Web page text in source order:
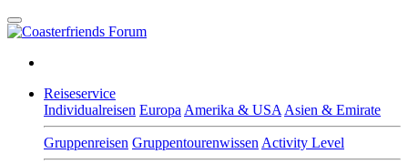
Reiseservice
Individualreisen Europa Amerika & USA Asien & Emirate
Gruppenreisen Gruppentourenwissen Activity Level